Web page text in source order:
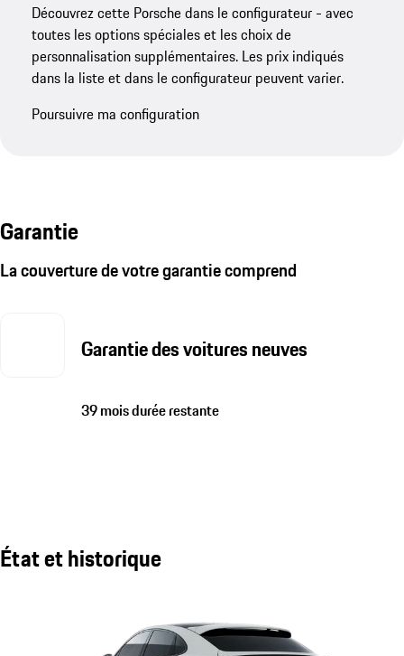
Découvrez cette Porsche dans le configurateur - avec
toutes les options spéciales et les choix de
personnalisation supplémentaires. Les prix indiqués
dans la liste et dans le configurateur peuvent varier.
Poursuivre ma configuration
Garantie
La couverture de votre garantie comprend
Garantie des voitures neuves
39 mois durée restante
État et historique